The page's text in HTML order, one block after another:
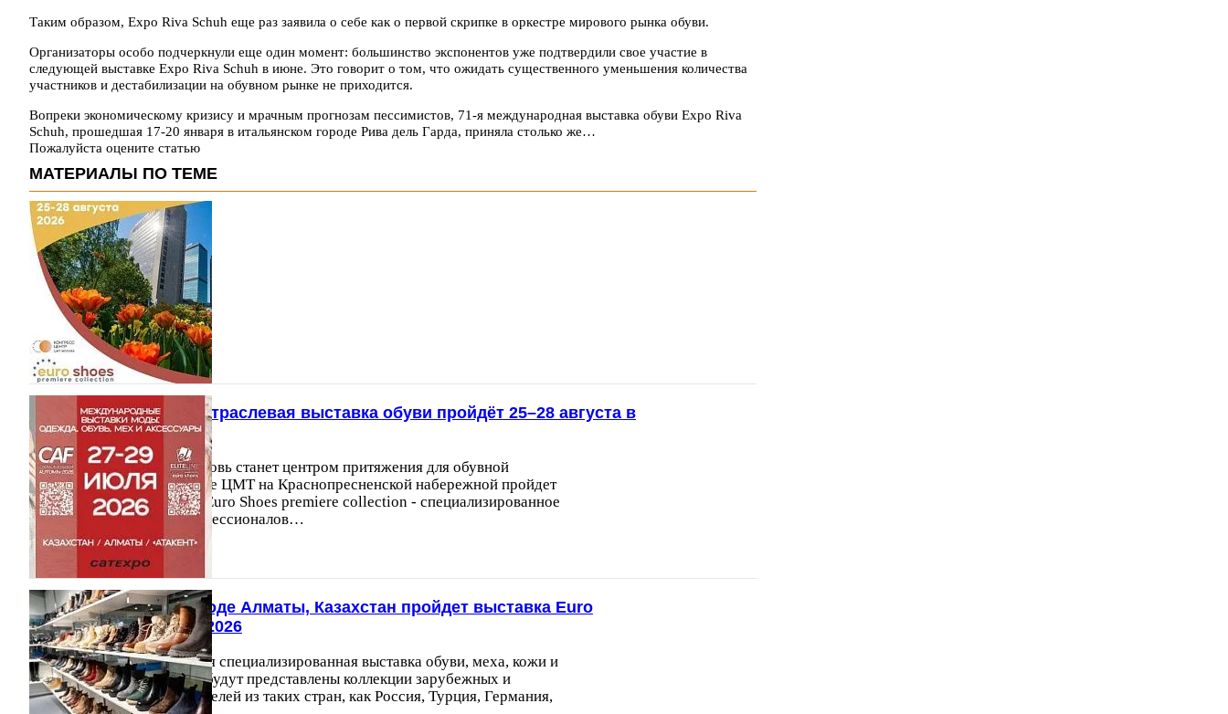
Таким образом, Expo Riva Sсhuh еще раз заявила о себе как о первой скрипке в оркестре мирового рынка обуви.
Организаторы особо подчеркнули еще один момент: большинство экспонентов уже подтвердили свое участие в
следующей выставке Expo Riva Sсhuh в июне. Это говорит о том, что ожидать существенного уменьшения количества
участников и дестабилизации на обувном рынке не приходится.
Вопреки экономическому кризису и мрачным прогнозам пессимистов, 71-я международная выставка обуви Expo Riva
Sсhuh, прошедшая 17-20 января в итальянском городе Рива дель Гарда, приняла столько же…
Пожалуйста оцените статью
МАТЕРИАЛЫ ПО ТЕМЕ
Euro Shoes: главная отраслевая выставка обуви пройдёт 25–28 августа в
Конгресс‑Центре ЦМТ
В конце августа Москва вновь станет центром притяжения для обувной
отрасли: в Конгресс-Центре ЦМТ на Краснопресненской набережной пройдет
международная выставка Euro Shoes premiere collection - специализированное
b2b-мероприятие для профессионалов…
10.07.2026 3642
C 27 по 29 июля в городе Алматы, Казахстан пройдет выставка Euro
Shoes@CAF_Eliteline 2026
Elite Line – международная специализированная выставка обуви, меха, кожи и
аксессуаров. На выставке будут представлены коллекции зарубежных и
отечественных производителей из таких стран, как Россия, Турция, Германия,